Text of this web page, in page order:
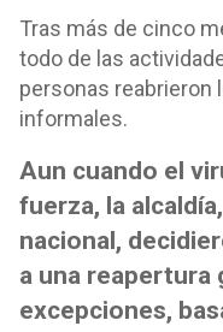
Tras más de cinco
todo de las
personas reabrieron
informales.
Aun cuando el
fuerza, la
nacional,
a una reapertura
excepciones,